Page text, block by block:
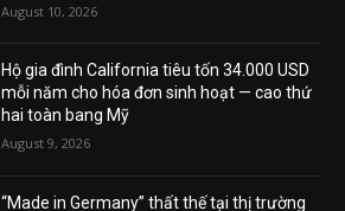
August 10, 2026
Hộ gia đình California tiêu tốn 34.000 USD
mỗi năm cho hóa đơn sinh hoạt — cao thứ
hai toàn bang Mỹ
August 9, 2026
“Made in Germany” thất thế tại thị trường